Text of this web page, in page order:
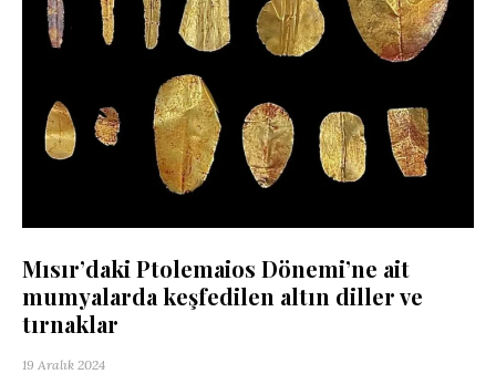
Mısır’daki Ptolemaios Dönemi’ne ait
mumyalarda keşfedilen altın diller ve
tırnaklar
19 Aralık 2024